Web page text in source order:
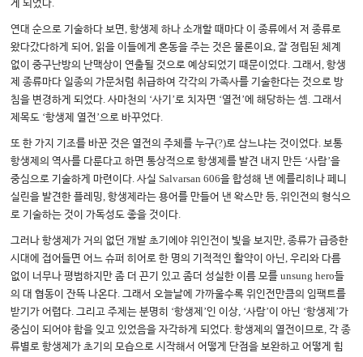
게 되었다.
연대 순으로 기술하다 보면,항생제 하나 소개할 때마다 이 종류에서 저 종류로
왔다갔다하게 되어, 읽을 이들에게 혼동을 주는 것은 물론이요,잘 정립된 체계
없이 중구난방의 난맥상이 연출될 것으로 예상되었기 때문이었다.그래서,항생
제 종류마다 일종의 가문처럼 취급하여 각각의 가족사를 기술한다는 것으로 방
침을 변경하게 되었다.사마천의 ‘사기 ’로 치자면 ‘열전’에 해당하는 셈.그래서
제목도 ‘항생제 열전’으로 바꾸었다.
또 한 가지 기조를 바꾼 것은 열전의 주체를 누구(?)로 삼느냐는 것이었다.보통
항생제의 역사를 다룬다고 하면 통상적으로 항생제를 발견 내지 만든 ‘사람’을
중심으로 기술하게 마련이다.사실Salvarsan 606을 합성해 낸 에를리히나 페니
실린을 발견한 플레밍,항생제라는 용어를 만들어 낸 왁스만 등,위인전의 형식으
로 기술하는 것이 가독성도 좋을 것이다.
그러나 항생제가 거의 없던 개발 초기에야 위인전이 빛을 보지만,종류가 급증한
시대에 접어들면 어느 슈퍼 히어로 한 명의 기적적인 활약이 아닌,우리와 다름
없이 너무나 평범하지만 좀 더 끈기 있고 좀더 성실한 이름 모를unsung hero들
의 대 협동이 잔뜩 나온다.그래서 오늘날에 가까울수록 위인전만큼의 임팩트를
받기가 어렵다.그리고 주제는 분명히 ‘항생제 ’인 이상, ‘사람’이 아닌 ‘항생제 ’가
중심이 되어야 함을 잊고 있었음을 자각하게 되었다.항생제의 열전이므로,각 종
류별로 항생제가 초기의 모습으로 시작해서 어떻게 단점을 보완하고 어떻게 힘